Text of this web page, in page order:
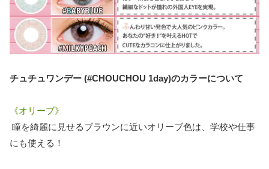
チュチュワンデー (#CHOUCHOU 1day)のカラーについて
《オリーブ》
瞳を綺麗に見せるブラウンに近いオリーブ色は、学校や仕事
にも使える！